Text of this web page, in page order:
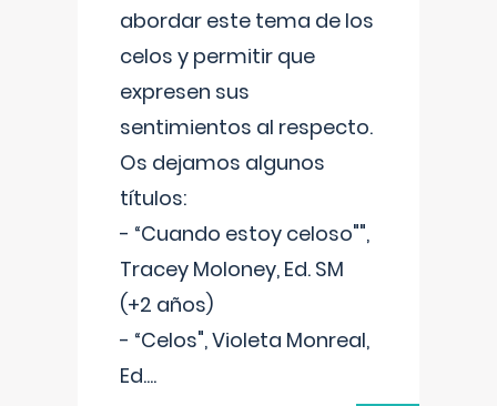
abordar este tema de los
celos y permitir que
expresen sus
sentimientos al respecto.
Os dejamos algunos
títulos:
- “Cuando estoy celoso"",
Tracey Moloney, Ed. SM
(+2 años)
- “Celos", Violeta Monreal,
Ed....